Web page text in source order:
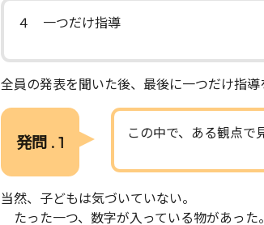
４ 一つだけ指導
全員の発表を聞いた後、最後に一つだけ指導
発問 . 1 この中で、ある観点で
当然、子どもは気づいていない。
たった一つ、数字が入っている物があった。